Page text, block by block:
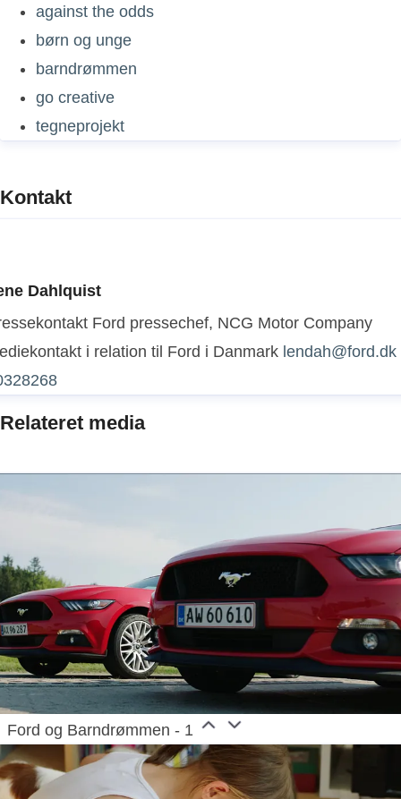
against the odds
børn og unge
barndrømmen
go creative
tegneprojekt
Kontakt
Dahlquist
Ford pressechef, NCG Motor Company
i relation til Ford i Danmark lendah@ford.dk
Relateret media
Ford og Barndrømmen - 1